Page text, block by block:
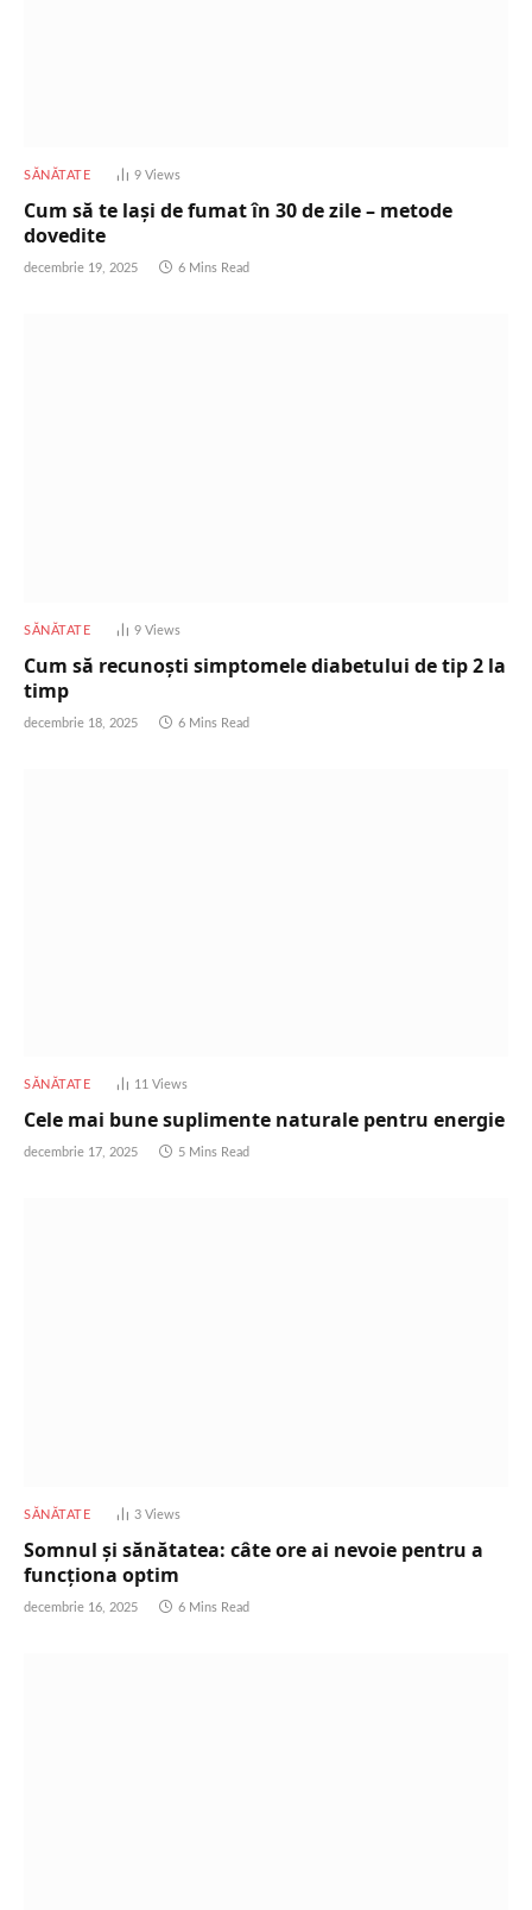
SĂNĂTATE 9Views
Cum să te lași de fumat în 30 de zile – metode
dovedite
decembrie 19, 2025 6 Mins Read
SĂNĂTATE 9Views
Cum să recunoști simptomele diabetului de tip 2 la
timp
decembrie 18, 2025 6 Mins Read
SĂNĂTATE 11Views
Cele mai bune suplimente naturale pentru energie
decembrie 17, 2025 5 Mins Read
SĂNĂTATE 3Views
Somnul și sănătatea: câte ore ai nevoie pentru a
funcționa optim
decembrie 16, 2025 6 Mins Read